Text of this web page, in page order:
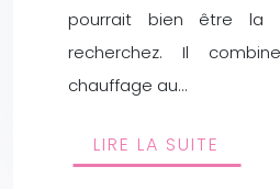
pourrait bien être la
recherchez. Il
chauffage au…
LIRE LA SUITE